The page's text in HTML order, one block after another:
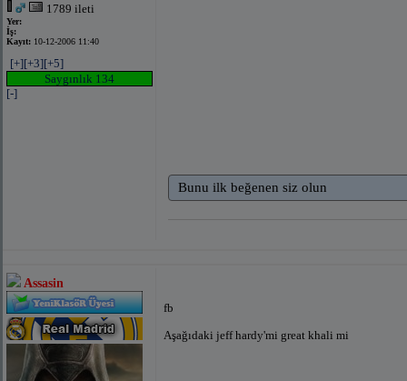
1789 ileti
Yer:
İş:
Kayıt: 10-12-2006 11:40
[+][+3][+5]
Saygınlık 134
[-]
Bunu ilk beğenen siz olun
Assasin
fb
Aşağıdaki jeff hardy'mi great khali mi